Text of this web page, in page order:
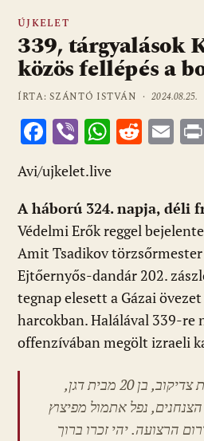
ÚJKELET
339, tárgyalások
közös fellépés a
ÍRTA: SZÁNTÓ ISTVÁN ·2024.08.25.
F
ac
e
b
o
o
k
Vi
b
er
W
at
s
A
p
p
R
di
t
E
l
Avi/ujkelet.live
A háború 324. napja, déli
Védelmi Erők reggel
Amit Tsadikov
Ejtőernyős-dandár 202.
tegnap elesett a Gázai
harcokban. Halálával 339-re
offenzívában megölt izraeli
הותר לפרסום: סמ״ר עמית צדיקוב, בן 20 מבית דגן,
בחטיבת הצנחנים, נפל אתמול מפיצוץ
הרצועה. יהי זכרו ברוך